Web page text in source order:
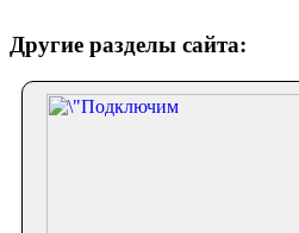
Другие разделы сайта: